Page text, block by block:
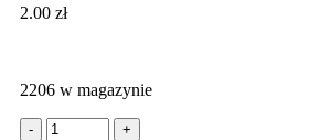
2.00 zł
2206 w magazynie